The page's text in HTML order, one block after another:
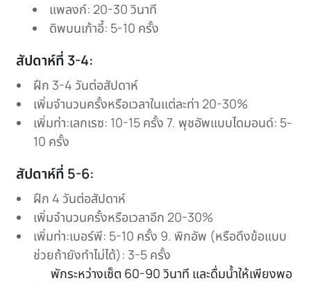
แพลงก์: 20-30 วินาที
ดิพบนเก้าอี้: 5-10 ครั้ง
สัปดาห์ที่ 3-4:
ฝึก 3-4 วันต่อสัปดาห์
เพิ่มจำนวนครั้งหรือเวลาในแต่ละท่า 20-30%
เพิ่มท่า:เลกเรซ: 10-15 ครั้ง 7. พุชอัพแบบไดมอนด์: 5-
10 ครั้ง
สัปดาห์ที่ 5-6:
ฝึก 4 วันต่อสัปดาห์
เพิ่มจำนวนครั้งหรือเวลาอีก 20-30%
เพิ่มท่า:เบอร์พี: 5-10 ครั้ง 9. พิกอัพ (หรือดึงข้อแบบ
ช่วยถ้ายังทำไม่ได้): 3-5 ครั้ง
พักระหว่างเซ็ต 60-90 วินาที และดื่มน้ำให้เพียงพอ